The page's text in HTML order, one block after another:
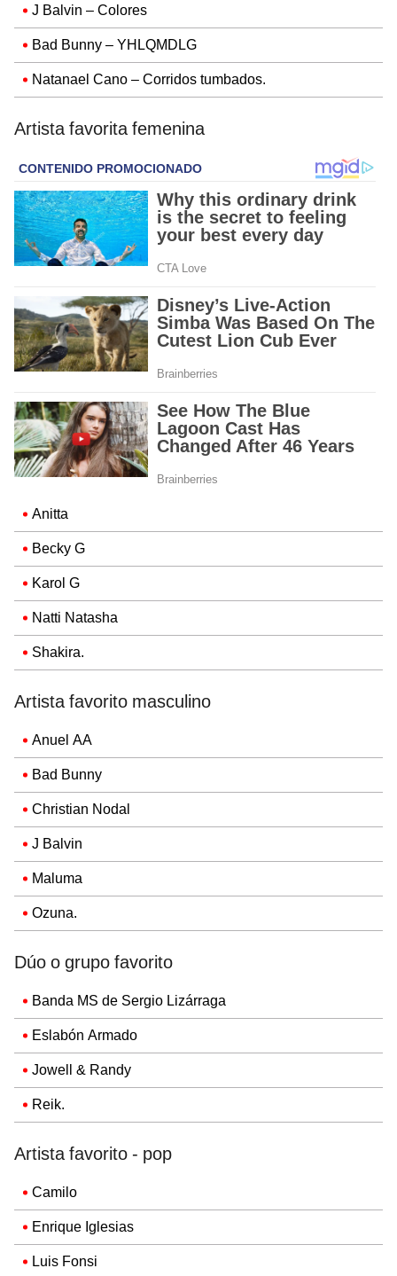
J Balvin – Colores
Bad Bunny – YHLQMDLG
Natanael Cano – Corridos tumbados.
Artista favorita femenina
Anitta
Becky G
Karol G
Natti Natasha
Shakira.
Artista favorito masculino
Anuel AA
Bad Bunny
Christian Nodal
J Balvin
Maluma
Ozuna.
Dúo o grupo favorito
Banda MS de Sergio Lizárraga
Eslabón Armado
Jowell & Randy
Reik.
Artista favorito - pop
Camilo
Enrique Iglesias
Luis Fonsi